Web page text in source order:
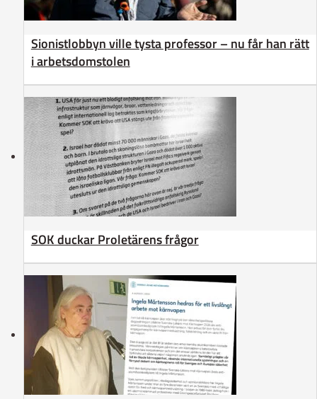
Sionistlobbyn ville tysta professor – nu får han rätt
i arbetsdomstolen
SOK duckar Proletärens frågor